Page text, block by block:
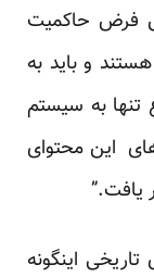
فرض حاکمیت
و باید به‌
تنها به سیستم
این محتوای
یافت.”
اینگونه